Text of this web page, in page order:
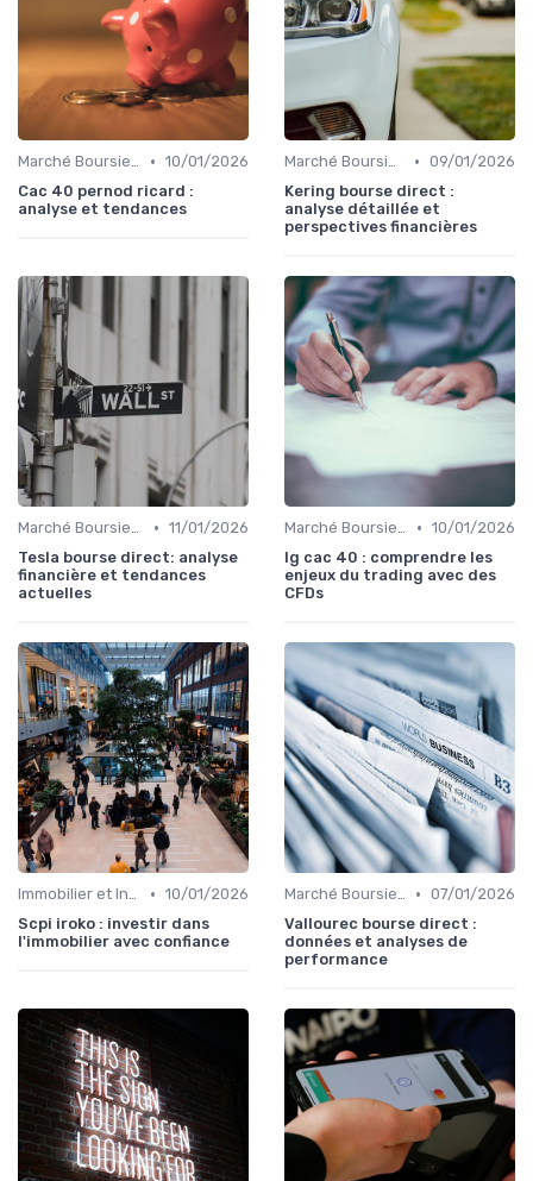
Marché Boursier et Fonds d'Investissement • 10/01/2026
Cac 40 pernod ricard :
analyse et tendances
Marché Boursier et Fonds d'Investissement • 09/01/2026
Kering bourse direct :
analyse détaillée et
perspectives financières
Marché Boursier et Fonds d'Investissement • 11/01/2026
Tesla bourse direct: analyse
financière et tendances
actuelles
Marché Boursier et Fonds d'Investissement • 10/01/2026
Ig cac 40 : comprendre les
enjeux du trading avec des
CFDs
Immobilier et Investissements Locatifs • 10/01/2026
Scpi iroko : investir dans
l'immobilier avec confiance
Marché Boursier et Fonds d'Investissement • 07/01/2026
Vallourec bourse direct :
données et analyses de
performance